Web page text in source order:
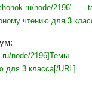
node/2196"
чтению для 3
node/
для 3 класса[/URL]